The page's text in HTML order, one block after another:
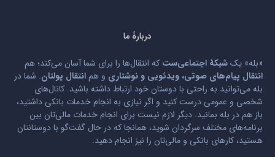
دربارۀ ما
«بله» یکشبکۀ اجتماعی‌ست که انتقال‌ها را برای شما آسان می‌کند؛ هم
انتقال پیام‌های صوتی، ویدئویی و نوشتاری و هم انتقال پولتان. شما در
بله می‌توانید به راحتی با دوستان خود ارتباط داشته باشید. کانال‌های
شخصی و عمومی درست کنید و اگر نیازی به انجام خدمات بانکی داشتید،
باز هم در بله بمانید. دیگر لازم نیست برای انجام خدمات مالی‌تان بین
برنامه‌های مختلف سرگردان شوید، همانجا که در حال گفت‌گو با دوستانتان
هستید، کارهای بانکی و مالی‌تان را نیز انجام دهید.